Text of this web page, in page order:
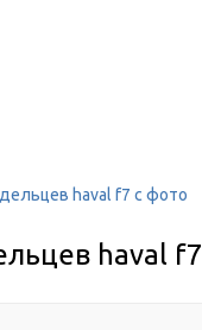
haval f7 с фото
haval